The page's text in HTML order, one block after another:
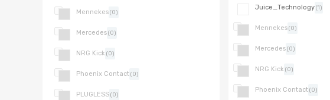
Juice_Technology(1)
Mennekes(0)
Mercedes(0)
NRG Kick(0)
Phoenix Contact(0)
Mennekes(0)
Mercedes(0)
NRG Kick(0)
Phoenix Contact(0)
PLUGLESS(0)